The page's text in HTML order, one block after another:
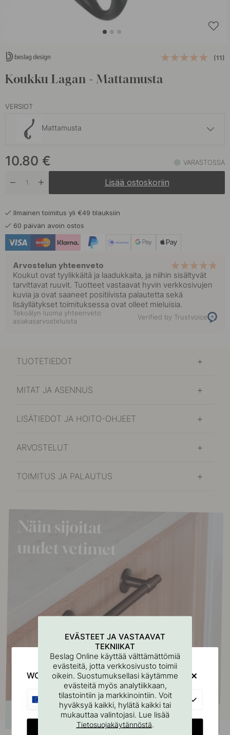
(11)
Koukku Lagan - Mattamusta
VERSIOT
Mattamusta
Harjattu Kromi Varastossa
Tulossa pian
Kiillotettu Messinki
10.80 € VARASTOSSA
Lisää ostoskoriin
Ilmainen toimitus yli €49 tilauksiin
60 päivän avoin ostos
Arvostelun yhteenveto
Koukut ovat tyylikkäitä ja laadukkaita, ja niihin sisältyvät
tarvittavat ruuvit. Tuotteet vastaavat hyvin verkkosivujen
kuvia ja ovat saaneet positiivista palautetta sekä
lisäyllätykset toimituksessa ovat olleet mieluisia.
Tekoälyn luoma yhteenveto
asiakasarvosteluista
Verified by Trustvoice
TUOTETIEDOT
MITAT JA ASENNUS
LISÄTIEDOT JA HOITO-OHJEET
ARVOSTELUT
TOIMITUS JA PALAUTUS
EVÄSTEET JA VASTAAVAT
TEKNIIKAT
Beslag Online käyttää välttämättömiä
evästeitä, jotta verkkosivusto toimii
oikein. Suostumuksellasi käytämme
evästeitä myös analytiikkaan,
tilastointiin ja markkinointiin. Voit
hyväksyä kaikki, hylätä kaikki tai
mukauttaa valintojasi. Lue lisää
Tietosuojakäytännöstä.
WOULD YOU RATHER VISIT?
EU
CHANGE COUNTRY